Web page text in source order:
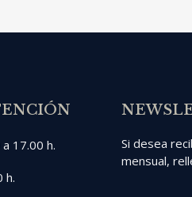
17.00 h.
h.
Si desea
mensual,